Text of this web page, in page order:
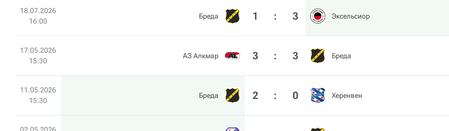
18.07.2026
16:00
Бреда 1 : 3 Эксельсиор
17.05.2026
15:30
АЗ Алкмар 3 : 3 Бреда
11.05.2026
15:30
Бреда 2 : 0 Херенвен